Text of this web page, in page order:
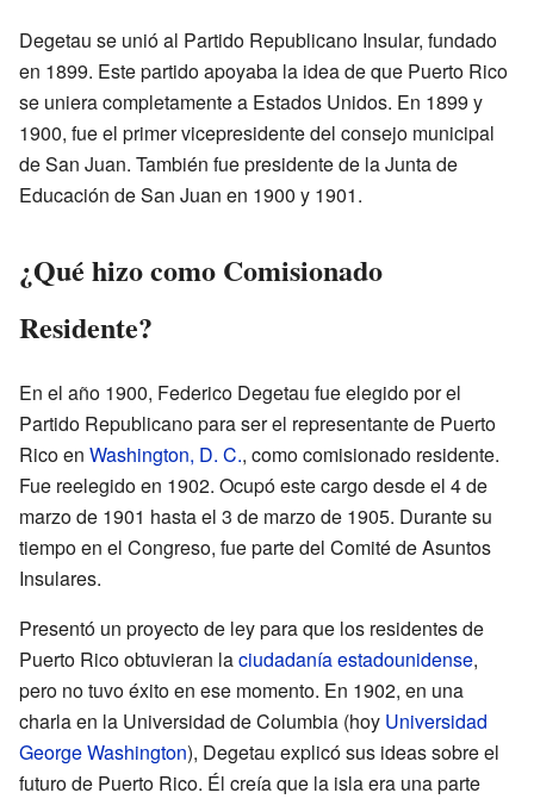
Degetau se unió al Partido Republicano Insular, fundado
en 1899. Este partido apoyaba la idea de que Puerto Rico
se uniera completamente a Estados Unidos. En 1899 y
1900, fue el primer vicepresidente del consejo municipal
de San Juan. También fue presidente de la Junta de
Educación de San Juan en 1900 y 1901.
¿Qué hizo como Comisionado
Residente?
En el año 1900, Federico Degetau fue elegido por el
Partido Republicano para ser el representante de Puerto
Rico en Washington, D. C., como comisionado residente.
Fue reelegido en 1902. Ocupó este cargo desde el 4 de
marzo de 1901 hasta el 3 de marzo de 1905. Durante su
tiempo en el Congreso, fue parte del Comité de Asuntos
Insulares.
Presentó un proyecto de ley para que los residentes de
Puerto Rico obtuvieran laciudadanía estadounidense,
pero no tuvo éxito en ese momento. En 1902, en una
charla en la Universidad de Columbia (hoy Universidad
George Washington), Degetau explicó sus ideas sobre el
futuro de Puerto Rico. Él creía que la isla era una parte